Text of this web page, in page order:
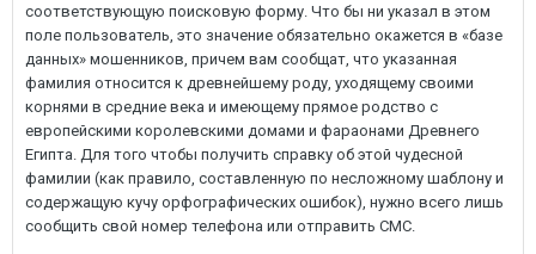
соответствующую поисковую форму. Что бы ни указал в этом
поле пользователь, это значение обязательно окажется в «базе
данных» мошенников, причем вам сообщат, что указанная
фамилия относится к древнейшему роду, уходящему своими
корнями в средние века и имеющему прямое родство с
европейскими королевскими домами и фараонами Древнего
Египта. Для того чтобы получить справку об этой чудесной
фамилии (как правило, составленную по несложному шаблону и
содержащую кучу орфографических ошибок), нужно всего лишь
сообщить свой номер телефона или отправить СМС.